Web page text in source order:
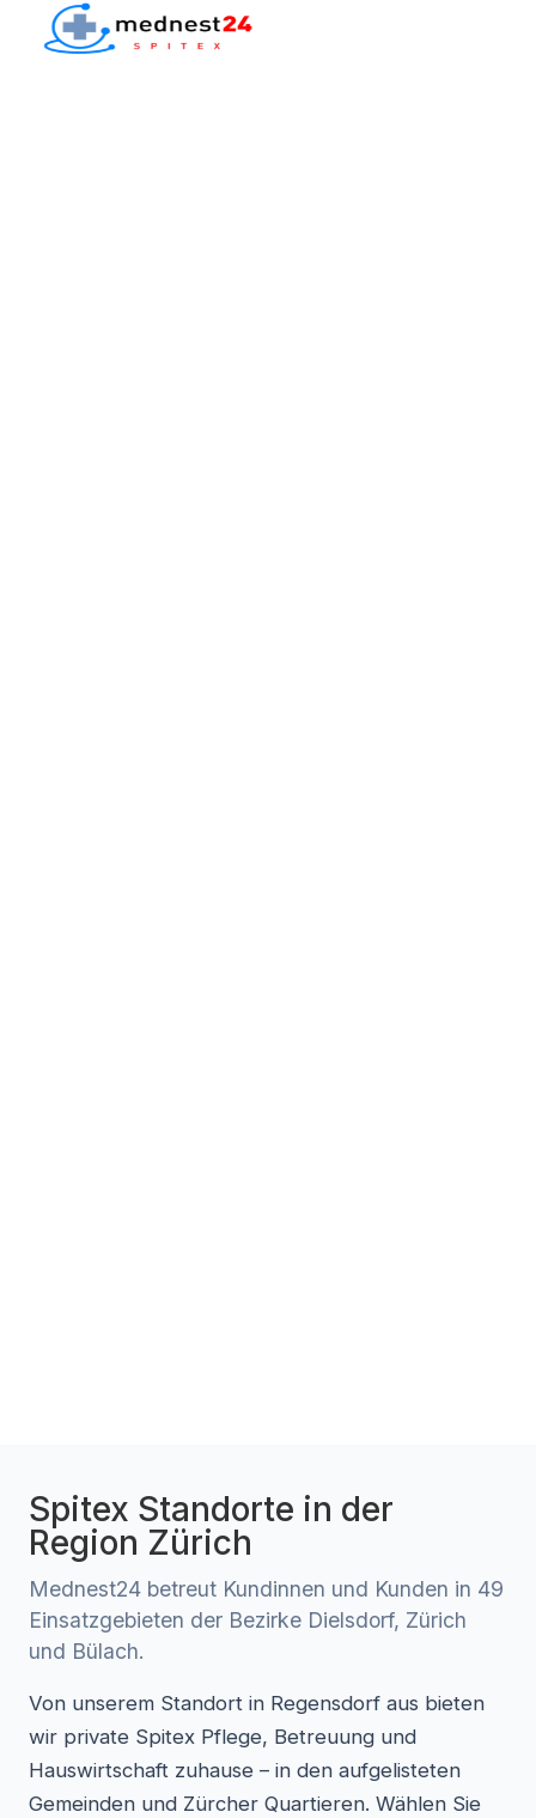
Spitex Standorte in der
Region Zürich
Mednest24 betreut Kundinnen und Kunden in 49
Einsatzgebieten der Bezirke Dielsdorf, Zürich
und Bülach.
Von unserem Standort in Regensdorf aus bieten
wir private Spitex Pflege, Betreuung und
Hauswirtschaft zuhause – in den aufgelisteten
Gemeinden und Zürcher Quartieren. Wählen Sie